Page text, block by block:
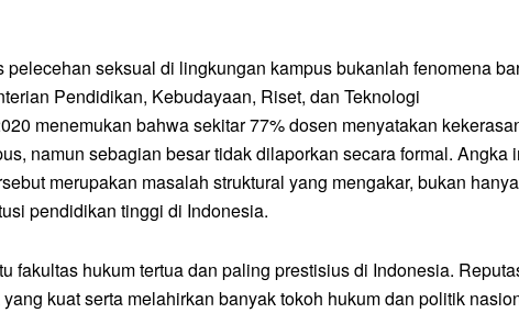
seksual di lingkungan kampus bukanlah fenomena
Pendidikan, Kebudayaan, Riset, dan Teknologi
menemukan bahwa sekitar 77% dosen menyatakan
namun sebagian besar tidak dilaporkan secara formal. Angka
merupakan masalah struktural yang mengakar, bukan
pendidikan tinggi di Indonesia.
fakultas hukum tertua dan paling prestisius di Indonesia.
kuat serta melahirkan banyak tokoh hukum dan politik